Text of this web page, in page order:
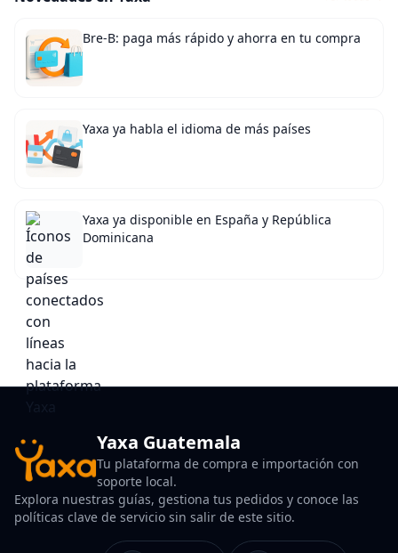
Bre-B: paga más rápido y ahorra en tu compra
Yaxa ya habla el idioma de más países
Yaxa ya disponible en España y República
Dominicana
Yaxa Guatemala
Tu plataforma de compra e importación con
soporte local.
Explora nuestras guías, gestiona tus pedidos y conoce las
políticas clave de servicio sin salir de este sitio.